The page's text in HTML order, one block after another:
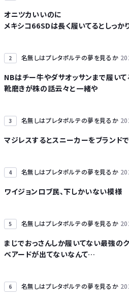
Powered by livedoor 相互RSS
オニツカいいのに
メキシコ66SDは長く履いてるとしっか
2 名無しはプレタポルテの夢を見るか
NBはチー牛やダサオッサンまで履いて
靴磨きが株の話云々と一緒や
3 名無しはプレタポルテの夢を見るか
マジレスするとスニーカーをブランド
4 名無しはプレタポルテの夢を見るか
ワイジョンロブ民、下しかいない模様
5 名無しはプレタポルテの夢を見るか
まじでおっさんしか履いてない最強の
ベアードが出てないなんて…
6 名無しはプレタポルテの夢を見るか